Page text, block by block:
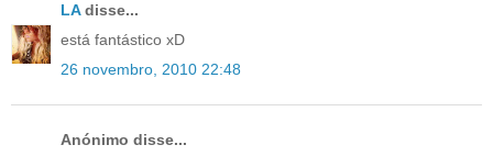
LAdisse...
está fantástico xD
26 novembro, 2010 22:48
Anónimo disse...